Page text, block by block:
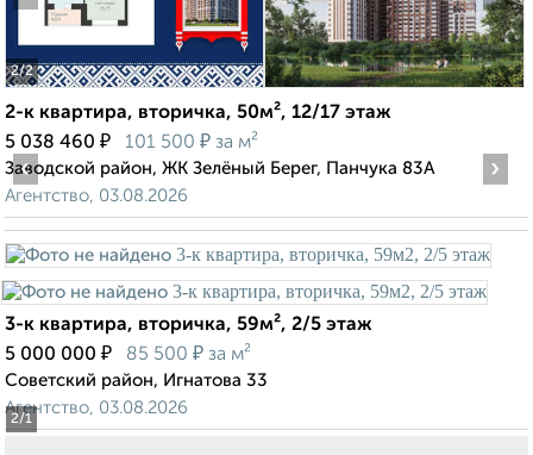
2/2
2-к квартира, вторичка, 50м², 12/17 этаж
5 038 460 ₽ 101 500 ₽ за м²
Заводской район, ЖК Зелёный Берег, Панчука 83А
Агентство, 03.08.2026
2/1
‹ ›
3-к квартира, вторичка, 59м², 2/5 этаж
5 000 000 ₽ 85 500 ₽ за м²
Советский район, Игнатова 33
Агентство, 03.08.2026